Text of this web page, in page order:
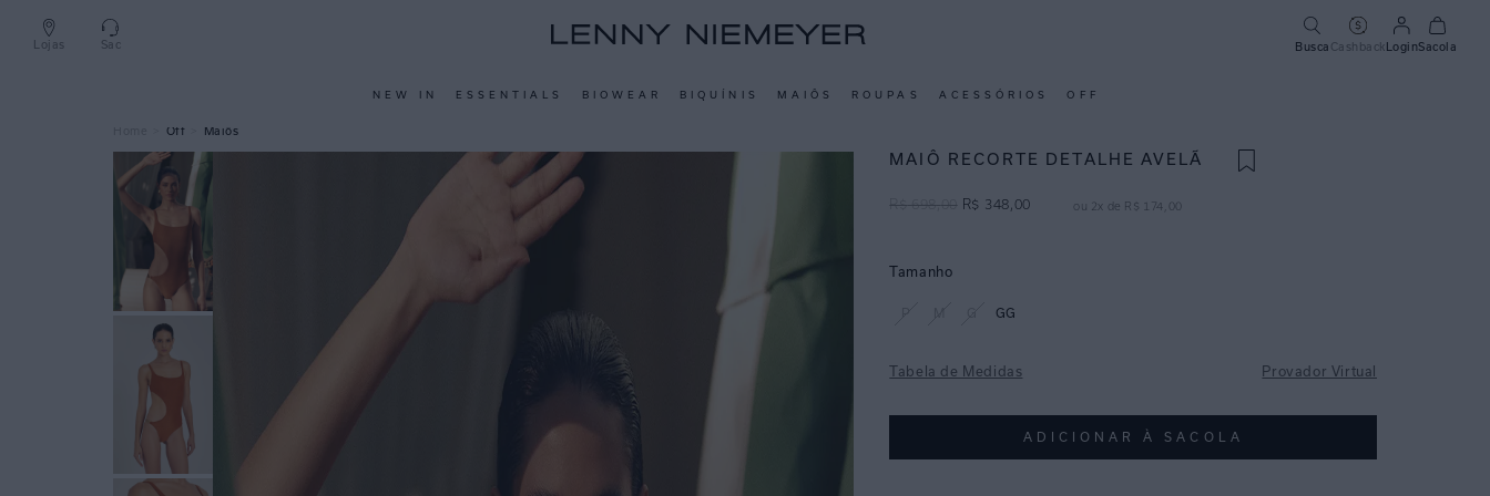
Lojas Sac Busca CashbackLoginSacola
NEW IN ESSENTIALS BIOWEAR BIQUÍNIS MAIÔS ROUPAS ACESSÓRIOS OFF
Off Maiôs
MAIÔ RECORTE DETALHE AVELÃ
R$ 698,00 R$ 348 00 ou 2x de R$ 174 00
Tamanho
GG
Tabela de Medidas Provador Virtual
ADICIONAR À SACOLA